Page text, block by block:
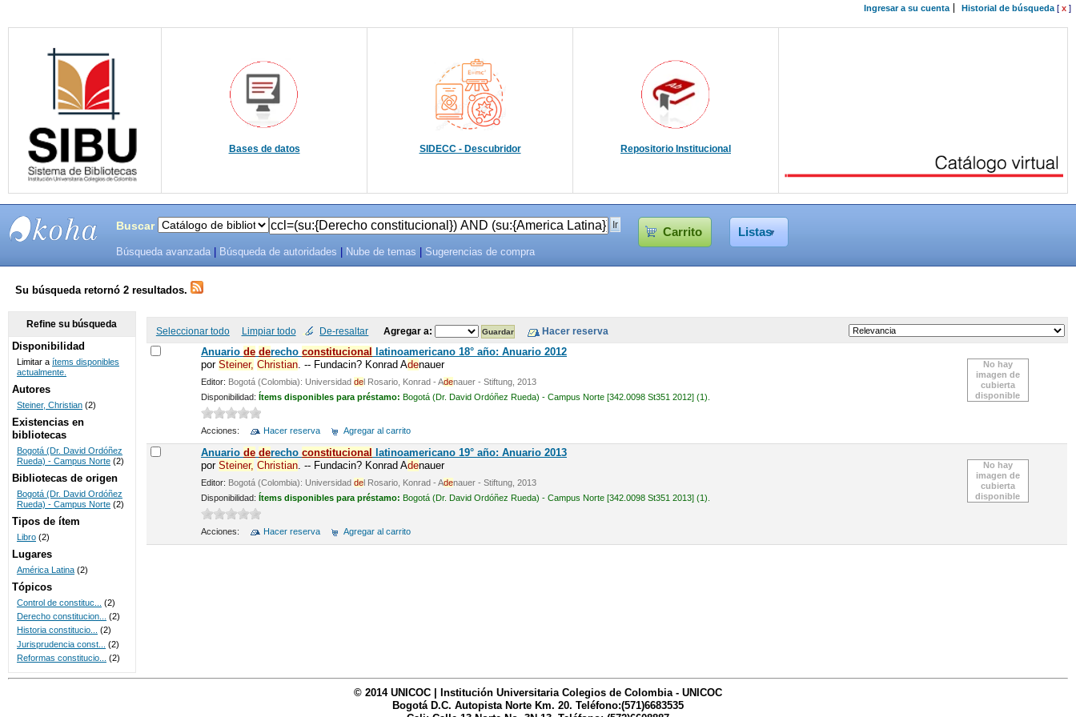
Ingresar a su cuenta Historial de búsqueda[ x ]
Bases de datos SIDECC - Descubridor Repositorio Institucional
SISTEMAS
DE
BIBLIOTECAS
UNICOC
Buscar Carrito Listas
Búsqueda avanzada Búsqueda de autoridades Nube de temas Sugerencias de compra
Su búsqueda retornó 2 resultados.
Seleccionar todo Limpiar todo De-resaltar Agregar a:
Anuario de derecho constitucional latinoamericano 18° año: Anuario 2012
por Steiner, Christian. -- Fundacin? Konrad Adenauer
Editor: Bogotá (Colombia): Universidad del Rosario, Konrad - Adenauer - Stiftung, 2013
Disponibilidad: Ítems disponibles para préstamo: Bogotá (Dr. David Ordóñez Rueda) - Campus Norte [342.0098 St351 2012] (1).
Acciones: Hacer reserva Agregar al carrito
No hay
imagen de
cubierta
disponible
Anuario de derecho constitucional latinoamericano 19° año: Anuario 2013
por Steiner, Christian. -- Fundacin? Konrad Adenauer
Editor: Bogotá (Colombia): Universidad del Rosario, Konrad - Adenauer - Stiftung, 2013
Disponibilidad: Ítems disponibles para préstamo: Bogotá (Dr. David Ordóñez Rueda) - Campus Norte [342.0098 St351 2013] (1).
Acciones: Hacer reserva Agregar al carrito
No hay
imagen de
cubierta
disponible
Refine su búsqueda
Disponibilidad
Limitar a ítems disponibles
actualmente.
Autores
Steiner, Christian (2)
Existencias en
bibliotecas
Bogotá (Dr. David Ordóñez
Rueda) - Campus Norte (2)
Bibliotecas de origen
Bogotá (Dr. David Ordóñez
Rueda) - Campus Norte (2)
Tipos de ítem
Libro (2)
Lugares
América Latina (2)
Tópicos
Control de constituc...
(2)
Derecho constitucion...
(2)
Historia constitucio... (2)
Jurisprudencia const...
(2)
Reformas constitucio...
(2)
© 2014 UNICOC | Institución Universitaria Colegios de Colombia - UNICOC
Bogotá D.C. Autopista Norte Km. 20. Teléfono:(571)6683535